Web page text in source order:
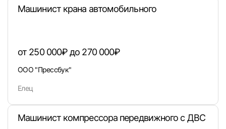
Войти с VK ID
Вход по коду
Машинист крана автомобильного
от 250 000₽ до 270 000₽
ООО "Прессбук"
Елец
Машинист компрессора передвижного с ДВС